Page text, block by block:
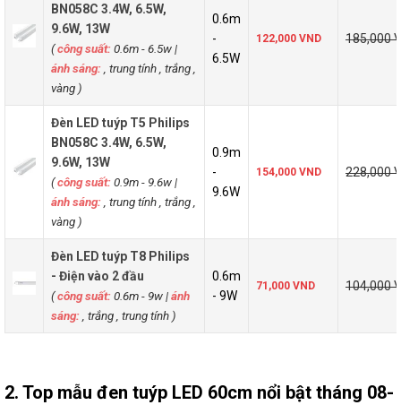
BN058C 3.4W, 6.5W,
9.6W, 13W
(công suất:0.6m - 6.5w|
ánh sáng: , trung tính , trắng ,
vàng )
0.6m
-
6.5W
122,000 VND 185,000
Đèn LED tuýp T5 Philips
BN058C 3.4W, 6.5W,
9.6W, 13W
(công suất:0.9m - 9.6w|
ánh sáng: , trung tính , trắng ,
vàng )
0.9m
-
9.6W
154,000 VND 228,000
Đèn LED tuýp T8 Philips
- Điện vào 2 đầu
(công suất:0.6m - 9w|ánh
sáng: , trắng , trung tính )
0.6m
- 9W
71,000 VND 104,000
2. Top mẫu đen tuýp LED 60cm nổi bật tháng 08-